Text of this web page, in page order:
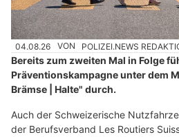
04.08.26 VON POLIZEI.NEWS
Bereits zum zweiten Mal in Folge
Präventionskampagne unter dem
Brämse | Halte" durch.
Auch der Schweizerische
der Berufsverband Les Routiers